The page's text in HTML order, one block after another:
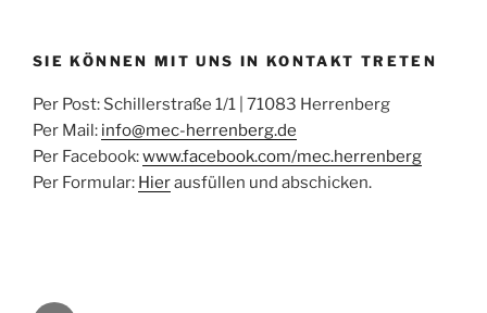
SIE KÖNNEN MIT UNS IN KONTAKT TRETEN
Per Post: Schillerstraße 1/1 | 71083 Herrenberg
Per Mail: info@mec-herrenberg.de
Per Facebook:www.facebook.com/mec.herrenberg
Per Formular: Hierausfüllen und abschicken.